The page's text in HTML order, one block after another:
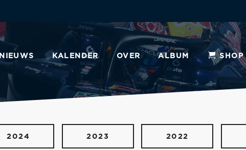
NIEUWS KALENDER OVER ALBUM SHOP
2024 2023 2022